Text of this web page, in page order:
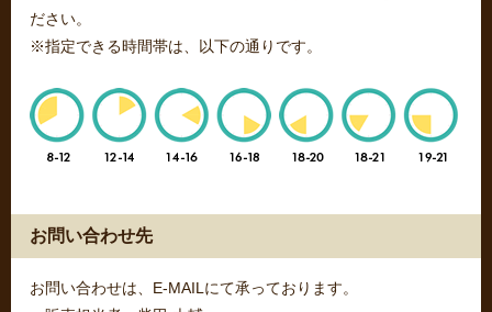
ださい。
※指定できる時間帯は、以下の通りです。
お問い合わせ先
お問い合わせは、E-MAILにて承っております。